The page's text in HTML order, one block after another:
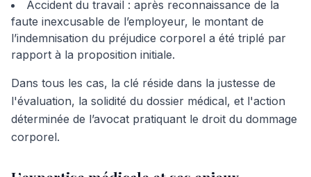
Accident du travail : après reconnaissance de la
faute inexcusable de l’employeur, le montant de
l’indemnisation du préjudice corporel a été triplé par
rapport à la proposition initiale.
Dans tous les cas, la clé réside dans la justesse de
l'évaluation, la solidité du dossier médical, et l'action
déterminée de l’avocat pratiquant le droit du dommage
corporel.